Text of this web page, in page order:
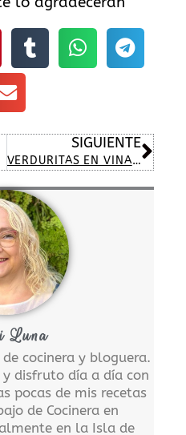
SIGUIENTE
VERDURITAS EN VINAGRE
Luna
cocinera y bloguera.
disfruto día a día con
pocas de mis recetas
de Cocinera en
en la Isla de